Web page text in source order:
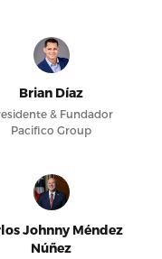
Brian Díaz
& Fundador
Pacifico Group
Johnny Méndez
Núñez